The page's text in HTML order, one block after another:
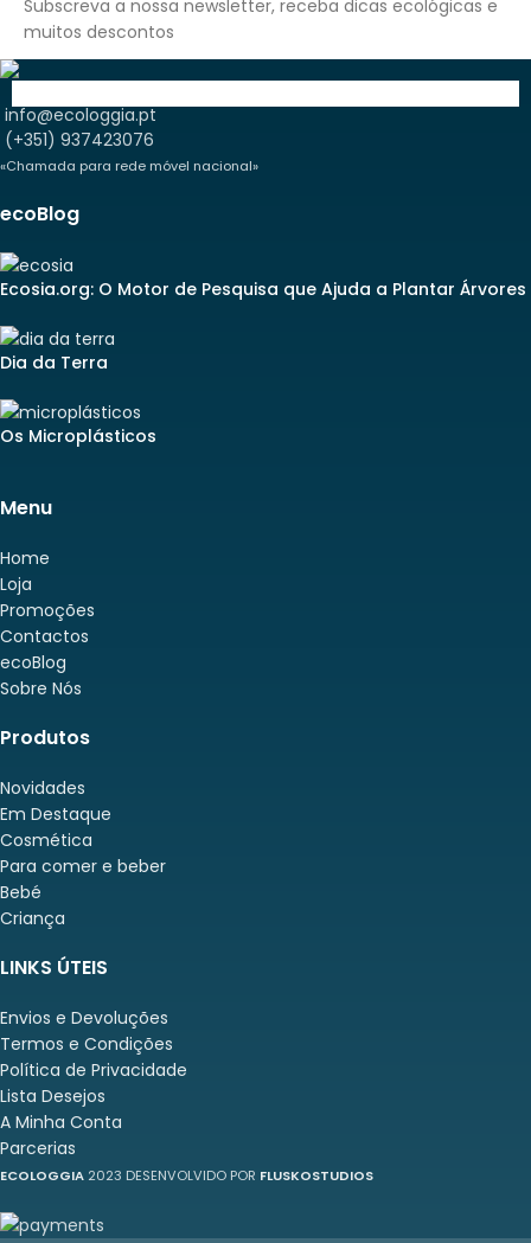
Subscreva a nossa newsletter, receba dicas ecológicas e
muitos descontos
info@ecologgia.pt
(+351) 937423076
«Chamada para rede móvel nacional»
ecoBlog
Ecosia.org: O Motor de Pesquisa que Ajuda a Plantar Árvores
Dia da Terra
Os Microplásticos
Menu
Home
Loja
Promoções
Contactos
ecoBlog
Sobre Nós
Produtos
Novidades
Em Destaque
Cosmética
Para comer e beber
Bebé
Criança
LINKS ÚTEIS
Envios e Devoluções
Termos e Condições
Política de Privacidade
Lista Desejos
A Minha Conta
Parcerias
ECOLOGGIA 2023 DESENVOLVIDO POR FLUSKOSTUDIOS